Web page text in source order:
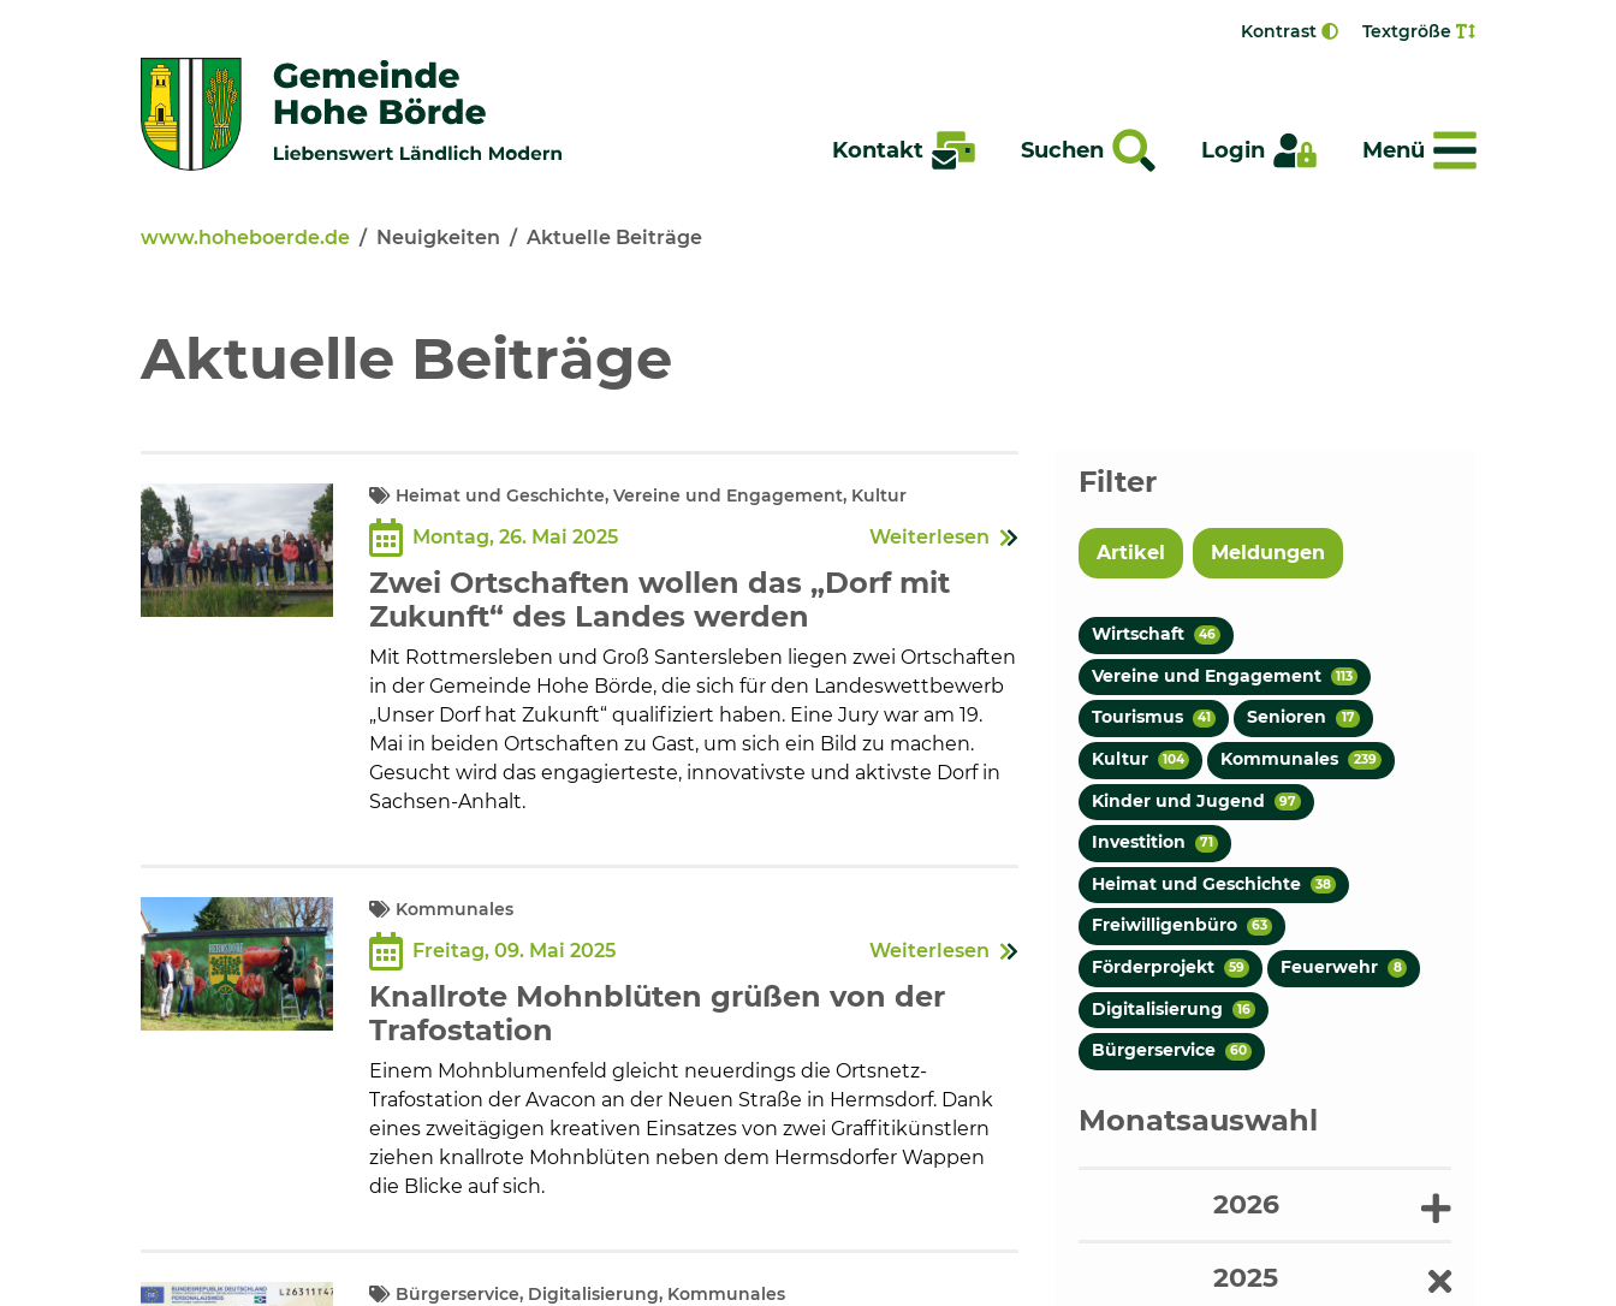
Kontrast Textgröße
Kontakt Suchen Login Menü
Menü
Veröffentlichungen
Bildung und Soziales
Wirtschaft, Bauen, Verkehr
Tourismus, Freizeit, Dorfleben
Ehrenamt und Engagement
www.hoheboerde.de Neuigkeiten Aktuelle Beiträge
Aktuelle Beiträge
Heimat und Geschichte, Vereine und Engagement, Kultur
Montag, 26. Mai 2025 Weiterlesen
Zwei Ortschaften wollen das „Dorf mit
Zukunft“ des Landes werden
Mit Rottmersleben und Groß Santersleben liegen zwei Ortschaften
in der Gemeinde Hohe Börde, die sich für den Landeswettbewerb
„Unser Dorf hat Zukunft“ qualifiziert haben. Eine Jury war am 19.
Mai in beiden Ortschaften zu Gast, um sich ein Bild zu machen.
Gesucht wird das engagierteste, innovativste und aktivste Dorf in
Sachsen-Anhalt.
Kommunales
Freitag, 09. Mai 2025 Weiterlesen
Knallrote Mohnblüten grüßen von der
Trafostation
Einem Mohnblumenfeld gleicht neuerdings die Ortsnetz-
Trafostation der Avacon an der Neuen Straße in Hermsdorf. Dank
eines zweitägigen kreativen Einsatzes von zwei Graffitikünstlern
ziehen knallrote Mohnblüten neben dem Hermsdorfer Wappen
die Blicke auf sich.
Bürgerservice, Digitalisierung, Kommunales
Filter
Artikel Meldungen
Wirtschaft 46
Vereine und Engagement 113
Tourismus 41 Senioren 17
Kultur 104 Kommunales 239
Kinder und Jugend 97
Investition 71
Heimat und Geschichte 38
Freiwilligenbüro 63
Förderprojekt 59 Feuerwehr 8
Digitalisierung 16
Bürgerservice 60
Monatsauswahl
2026
2025